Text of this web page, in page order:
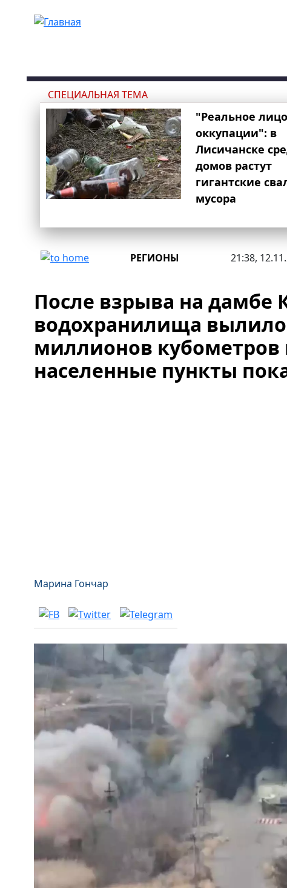
СПЕЦИАЛЬНАЯ ТЕМА
"Реальное лицо
оккупации": в
Лисичанске
домов растут
гигантские
мусора
РЕГИОНЫ 21:38,
После взрыва на дамбе
водохранилища
миллионов кубометров
населенные пункты
Марина Гончар